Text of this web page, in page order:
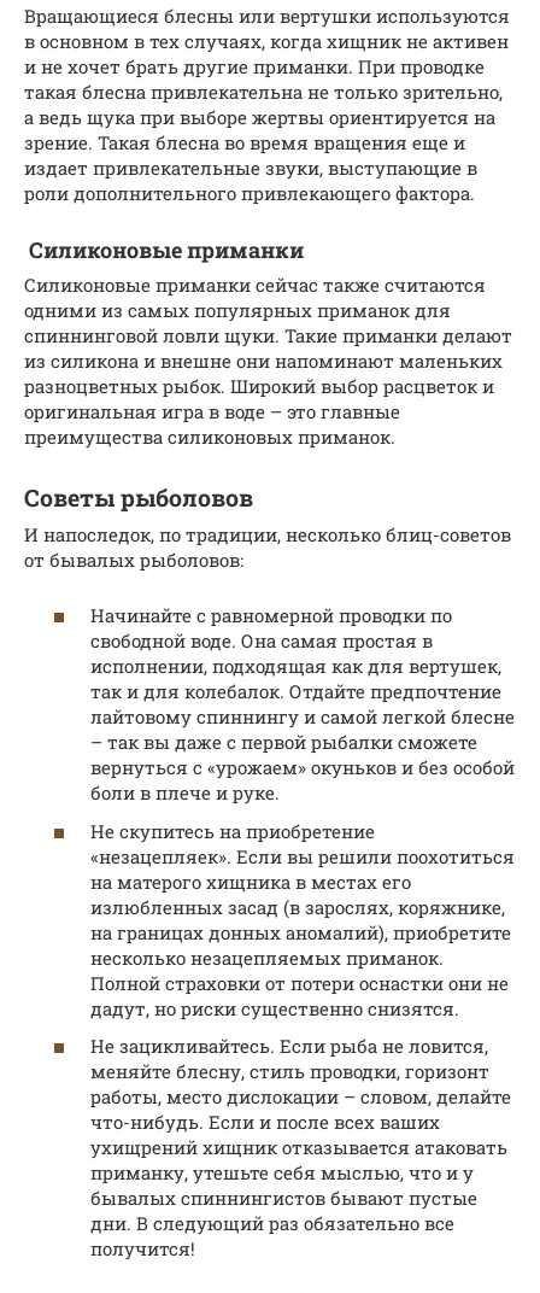
Вращающиеся блесны или вертушки используются
в основном в тех случаях, когда хищник не активен
и не хочет брать другие приманки. При проводке
такая блесна привлекательна не только зрительно,
а ведь щука при выборе жертвы ориентируется на
зрение. Такая блесна во время вращения еще и
издает привлекательные звуки, выступающие в
роли дополнительного привлекающего фактора.
Силиконовые приманки
Силиконовые приманки сейчас также считаются
одними из самых популярных приманок для
спиннинговой ловли щуки. Такие приманки делают
из силикона и внешне они напоминают маленьких
разноцветных рыбок. Широкий выбор расцветок и
оригинальная игра в воде – это главные
преимущества силиконовых приманок.
Советы рыболовов
И напоследок, по традиции, несколько блиц-советов
от бывалых рыболовов:
Начинайте с равномерной проводки по
свободной воде. Она самая простая в
исполнении, подходящая как для вертушек,
так и для колебалок. Отдайте предпочтение
лайтовому спиннингу и самой легкой блесне
– так вы даже с первой рыбалки сможете
вернуться с «урожаем» окуньков и без особой
боли в плече и руке.
Не скупитесь на приобретение
«незацепляек». Если вы решили поохотиться
на матерого хищника в местах его
излюбленных засад (в зарослях, коряжнике,
на границах донных аномалий), приобретите
несколько незацепляемых приманок.
Полной страховки от потери оснастки они не
дадут, но риски существенно снизятся.
Не зацикливайтесь. Если рыба не ловится,
меняйте блесну, стиль проводки, горизонт
работы, место дислокации – словом, делайте
что-нибудь. Если и после всех ваших
ухищрений хищник отказывается атаковать
приманку, утешьте себя мыслью, что и у
бывалых спиннингистов бывают пустые
дни. В следующий раз обязательно все
получится!